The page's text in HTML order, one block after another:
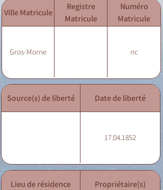
Ville Matricule
Registre
Matricule
Numéro
Matricule
Gros-Morne nc
Source(s) de liberté Date de liberté
17.04.1852
Lieu de résidence Propriétaire(s)